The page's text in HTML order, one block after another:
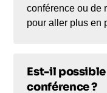
conférence ou de
pour aller plus en
Est-il possible
conférence ?